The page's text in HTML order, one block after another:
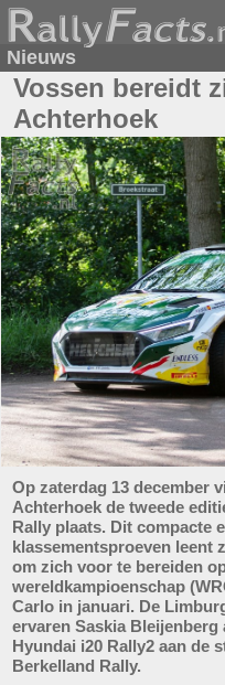
Nieuws
Vossen bereidt
Achterhoek
Op zaterdag 13 december
Achterhoek de tweede
Rally plaats. Dit compacte
klassementsproeven leent
om zich voor te bereiden
wereldkampioenschap
Carlo in januari. De
ervaren Saskia
Hyundai i20 Rally2 aan de
Berkelland Rally.